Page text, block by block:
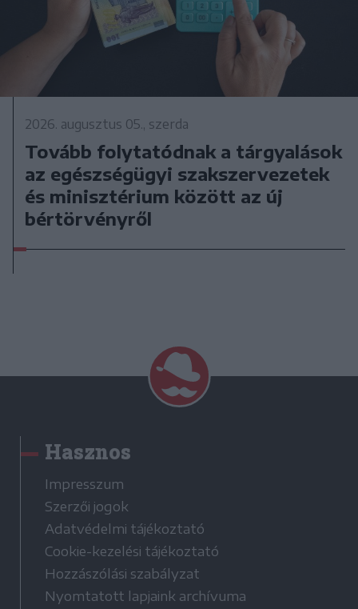
2026. augusztus 05., szerda
Tovább folytatódnak a tárgyalások
az egészségügyi szakszervezetek
és minisztérium között az új
bértörvényről
Hasznos
Impresszum
Szerzői jogok
Adatvédelmi tájékoztató
Cookie-kezelési tájékoztató
Hozzászólási szabályzat
Nyomtatott lapjaink archívuma